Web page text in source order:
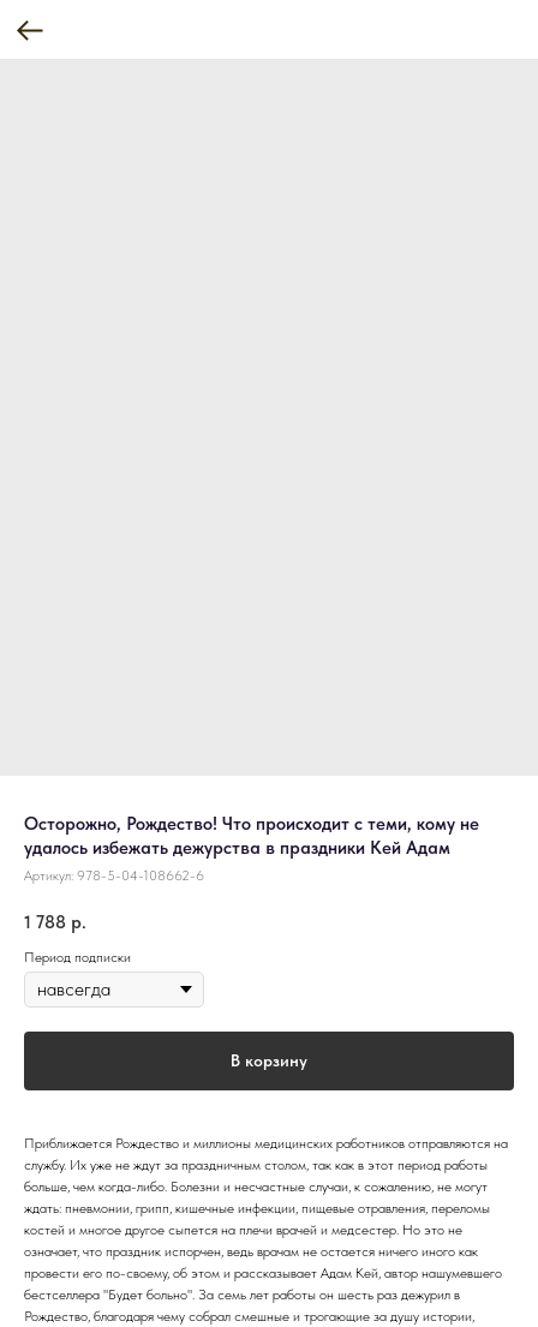
Осторожно, Рождество! Что происходит с теми, кому не
удалось избежать дежурства в праздники Кей Адам
Артикул: 978-5-04-108662-6
1 788 р.
Период подписки
В корзину
Приближается Рождество и миллионы медицинских работников отправляются на
службу. Их уже не ждут за праздничным столом, так как в этот период работы
больше, чем когда-либо. Болезни и несчастные случаи, к сожалению, не могут
ждать: пневмонии, грипп, кишечные инфекции, пищевые отравления, переломы
костей и многое другое сыпется на плечи врачей и медсестер. Но это не
означает, что праздник испорчен, ведь врачам не остается ничего иного как
провести его по-своему, об этом и рассказывает Адам Кей, автор нашумевшего
бестселлера "Будет больно". За семь лет работы он шесть раз дежурил в
Рождество, благодаря чему собрал смешные и трогающие за душу истории,